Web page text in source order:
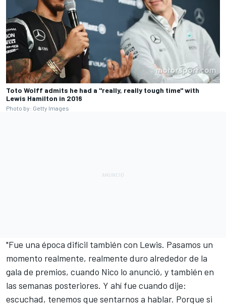
Toto Wolff admits he had a "really, really tough time" with
Lewis Hamilton in 2016
Photo by: Getty Images
"Fue una época difícil también con Lewis. Pasamos un
momento realmente, realmente duro alrededor de la
gala de premios, cuando Nico lo anunció, y también en
las semanas posteriores. Y ahí fue cuando dije:
escuchad, tenemos que sentarnos a hablar. Porque si